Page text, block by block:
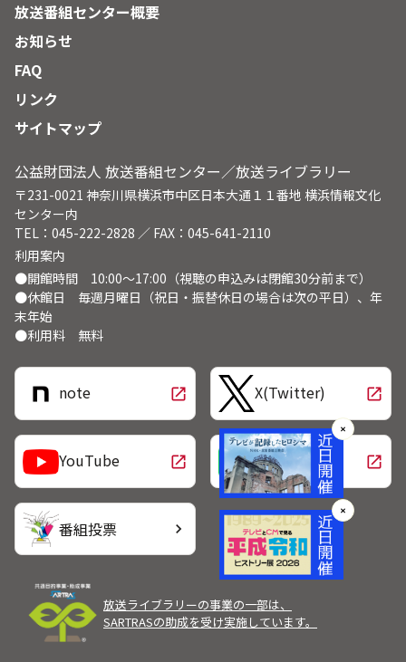
放送番組センター概要
お知らせ
FAQ
リンク
サイトマップ
公益財団法人 放送番組センター／放送ライブラリー
〒231-0021 神奈川県横浜市中区日本大通１１番地 横浜情報文化
センター内
TEL：045-222-2828 ／ FAX：045-641-2110
利用案内
●開館時間 10:00～17:00（視聴の申込みは閉館30分前まで）
●休館日 毎週月曜日（祝日・振替休日の場合は次の平日）、年
末年始
●利用料 無料
note open_in_new X(Twitter) open_in_new
YouTube open_in_new LINE open_in_new
番組投票 chevron_right
放送ライブラリーの事業の一部は、
SARTRASの助成を受け実施しています。
✕
✕